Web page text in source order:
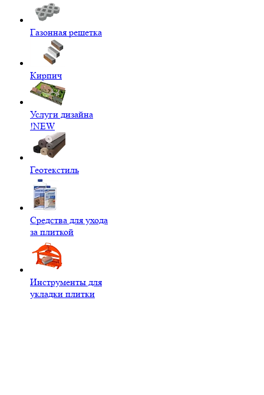
Газонная решетка
Кирпич
Услуги дизайна
!NEW
Геотекстиль
Средства для ухода
за плиткой
Инструменты для
укладки плитки